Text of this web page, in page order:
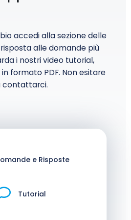
accedi alla sezione delle
alle domande più
i nostri video tutorial,
formato PDF. Non esitare
contattarci.
e Risposte
Tutorial